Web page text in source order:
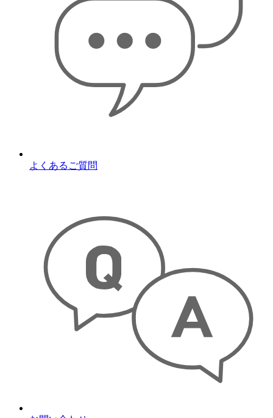
よくあるご質問